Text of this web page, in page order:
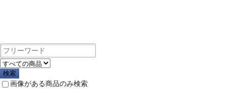
画像がある商品のみ検索